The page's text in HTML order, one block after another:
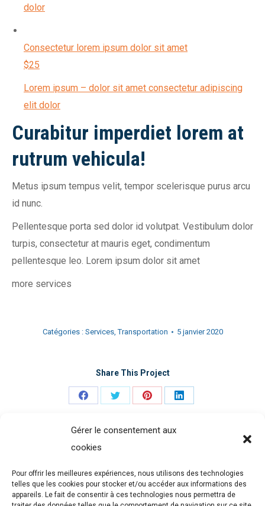
Gérer le consentement aux
cookies
Pour offrir les meilleures expériences, nous utilisons des technologies
telles que les cookies pour stocker et/ou accéder aux informations des
appareils. Le fait de consentir à ces technologies nous permettra de
dolor
Consectetur lorem ipsum dolor sit amet
$25
Lorem ipsum – dolor sit amet consectetur adipiscing
elit dolor
Curabitur imperdiet lorem at
rutrum vehicula!
Metus ipsum tempus velit, tempor scelerisque purus arcu
id nunc.
Pellentesque porta sed dolor id volutpat. Vestibulum dolor
turpis, consectetur at mauris eget, condimentum
pellentesque leo. Lorem ipsum dolor sit amet
more services
Catégories : Services,Transportation 5 janvier 2020
Share This Project
PartagerPartagerPartagerPartager
Navigation
de
Onglet
précédent
Poster Mockup